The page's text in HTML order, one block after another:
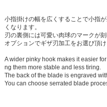
小指掛けの幅を広くすることで小指
くなります。
刃の裏側には可愛い肉球のマークが刻
オプションでギザ刃加工をお選び頂け
A wider pinky hook makes it easier
ng them more stable and less tiring.
The back of the blade is engraved
You can choose serrated blade